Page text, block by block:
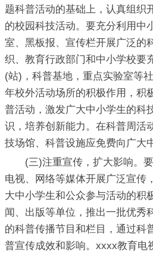
题科普活动的基础上，认真组织
的校园科技活动。要充分利用中
室、黑板报、宣传栏开展广泛的
织、教育行政部门和中小学校要
(站)，科普基地，重点实验室等
年校外活动场所的积极作用，积
普活动，激发广大中小学生的科
识，培养创新能力。在科普周活
技场馆、科普设施应免费向广大
(三)注重宣传，扩大影响。要
电视、网络等媒体开展广泛宣传
大中小学生和公众参与活动的积
闻、出版等单位，推出一批优秀
的科普传播节目和栏目，通过科
普宣传成效和影响。xxxx教育电